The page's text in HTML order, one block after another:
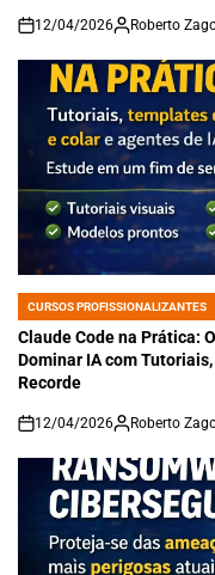
on
12/04/2026 Roberto
POSTED
IN
CURSOS PROFISSIONALIZANTES
Claude Code na Prática:
Dominar IA com
Recorde
on
12/04/2026 Roberto